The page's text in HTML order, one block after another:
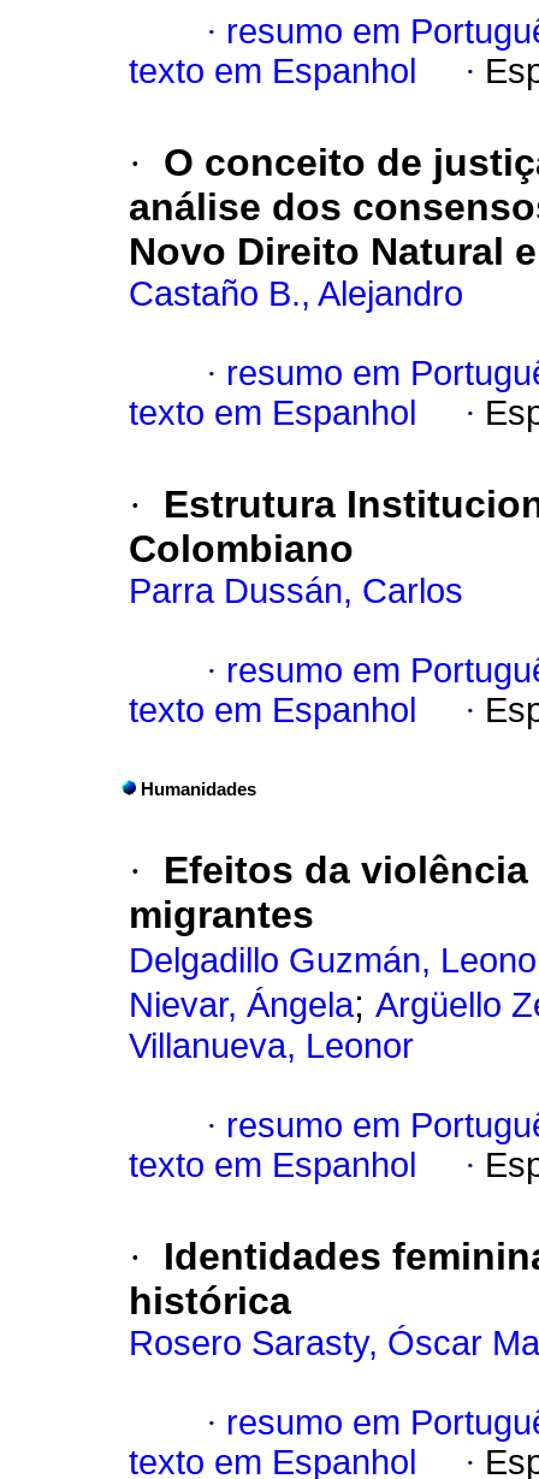
· resumo em
texto em Espanhol
·
·
O conceito de
análise dos
Novo Direito Natural
Castaño B., Alejandro
· resumo em
texto em Espanhol
·
·
Estrutura
Colombiano
Parra Dussán, Carlos
· resumo em
texto em Espanhol
·
Humanidades
·
Efeitos da
migrantes
Delgadillo Guzmán,
Nievar, Ángela; Argüello
Villanueva, Leonor
· resumo em
texto em Espanhol
·
·
Identidades
histórica
Rosero Sarasty, Óscar
· resumo em
texto em Espanhol
·